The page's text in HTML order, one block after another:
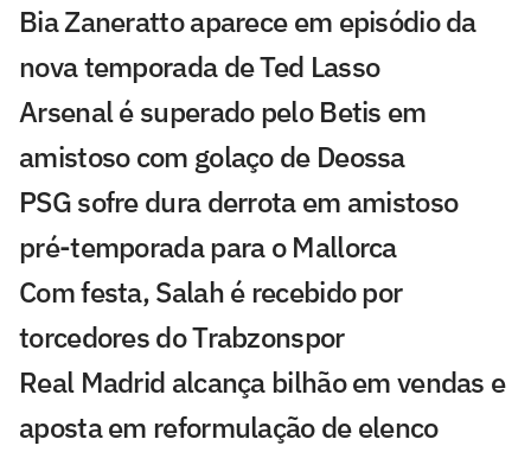
Bia Zaneratto aparece em episódio da
nova temporada de Ted Lasso
Arsenal é superado pelo Betis em
amistoso com golaço de Deossa
PSG sofre dura derrota em amistoso
pré-temporada para o Mallorca
Com festa, Salah é recebido por
torcedores do Trabzonspor
Real Madrid alcança bilhão em vendas e
aposta em reformulação de elenco